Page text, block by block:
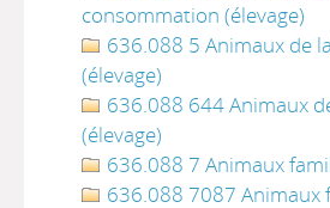
consommation (élevage)
636.088 5 Animaux de
(élevage)
636.088 644 Animaux
(élevage)
636.088 7 Animaux
636.088 7087 Animaux